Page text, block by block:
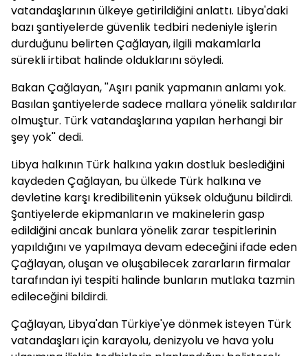
vatandaşlarının ülkeye getirildiğini anlattı. Libya'daki
bazı şantiyelerde güvenlik tedbiri nedeniyle işlerin
durduğunu belirten Çağlayan, ilgili makamlarla
sürekli irtibat halinde olduklarını söyledi.
Bakan Çağlayan, ''Aşırı panik yapmanın anlamı yok.
Basılan şantiyelerde sadece mallara yönelik saldırılar
olmuştur. Türk vatandaşlarına yapılan herhangi bir
şey yok'' dedi.
Libya halkının Türk halkına yakın dostluk beslediğini
kaydeden Çağlayan, bu ülkede Türk halkına ve
devletine karşı kredibilitenin yüksek olduğunu bildirdi.
Şantiyelerde ekipmanların ve makinelerin gasp
edildiğini ancak bunlara yönelik zarar tespitlerinin
yapıldığını ve yapılmaya devam edeceğini ifade eden
Çağlayan, oluşan ve oluşabilecek zararların firmalar
tarafından iyi tespiti halinde bunların mutlaka tazmin
edileceğini bildirdi.
Çağlayan, Libya'dan Türkiye'ye dönmek isteyen Türk
vatandaşları için karayolu, denizyolu ve hava yolu